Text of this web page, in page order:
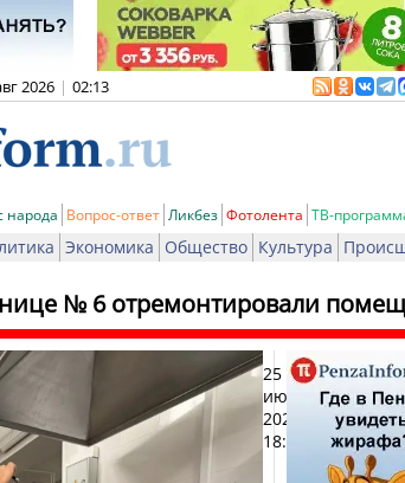
2026 | 02:13
народа Вопрос-ответ Ликбез Фотолента ТВ-
Экономика Общество Культура
№ 6 отремонтировали
25
июня
2026,
18:13